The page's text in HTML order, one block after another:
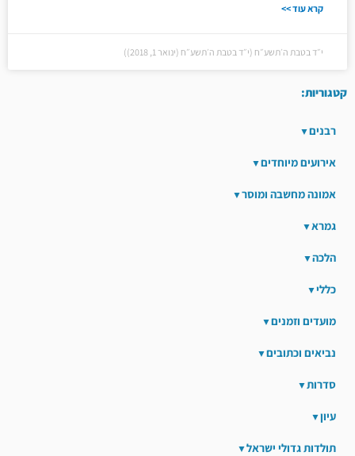
קרא עוד >>
י״ד בטבת ה׳תשע״ח (י״ד בטבת ה׳תשע״ח (ינואר 1, 2018))
קטגוריות:
רבנים
אירועים מיוחדים
אמונה מחשבה ומוסר
גמרא
הלכה
כללי
מועדים וזמנים
נביאים וכתובים
סדרות
עיון
תולדות גדולי ישראל